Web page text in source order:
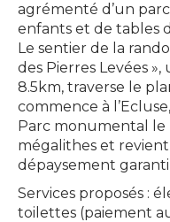
agrémenté d’un
enfants et de tables
Le sentier de la
des Pierres Levées
8.5km, traverse le
commence à
Parc monumental le
mégalithes et
dépaysement garanti
Services proposés :
toilettes (paiement